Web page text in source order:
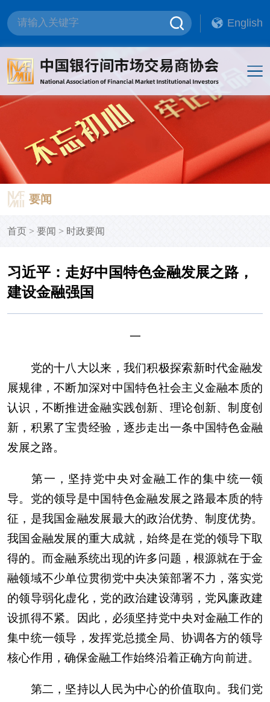
English
要闻
首页> 要闻 > 时政要闻
习近平：走好中国特色金融发展之路，
建设金融强国
一
党的十八大以来，我们积极探索新时代金融发
展规律，不断加深对中国特色社会主义金融本质的
认识，不断推进金融实践创新、理论创新、制度创
新，积累了宝贵经验，逐步走出一条中国特色金融
发展之路。
第一，坚持党中央对金融工作的集中统一领
导。党的领导是中国特色金融发展之路最本质的特
征，是我国金融发展最大的政治优势、制度优势。
我国金融发展的重大成就，始终是在党的领导下取
得的。而金融系统出现的许多问题，根源就在于金
融领域不少单位贯彻党中央决策部署不力，落实党
的领导弱化虚化，党的政治建设薄弱，党风廉政建
设抓得不紧。因此，必须坚持党中央对金融工作的
集中统一领导，发挥党总揽全局、协调各方的领导
核心作用，确保金融工作始终沿着正确方向前进。
第二，坚持以人民为中心的价值取向。我们党